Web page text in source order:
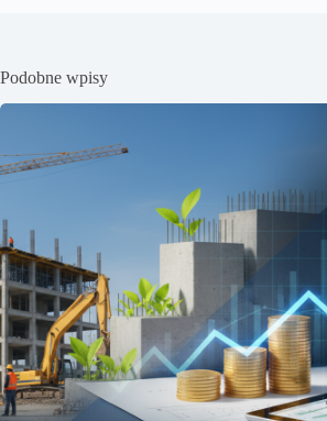
Podobne wpisy